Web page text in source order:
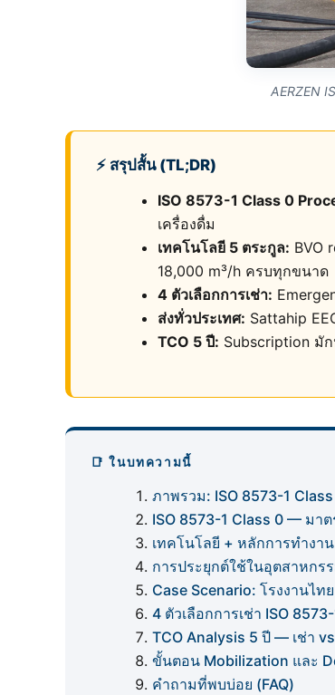
AERZEN
⚡ สรุปสั้น (TL;DR)
ISO 8573-1 Class 0
เครื่องดื่ม
เทคโนโลยี 5 ตระกูล: BVO
18,000 m³/h ครบทุกขนาด
4 ตัวเลือกการเช่า:
ส่งทั่วประเทศ: Sattahip
TCO 5 ปี: Subscription มั
📑 ในบทความนี้
ภาพรวม: ISO 8573-1
ISO 8573-1 Class 0 — มา
เทคโนโลยี + หลักการทำงาน
การประยุกต์ใช้ในอุตสาหกร
Case Scenario: โรงงานไทย
4 ตัวเลือกการเช่า ISO
TCO Analysis 5 ปี — เช่า
ขั้นตอน Mobilization และ
คำถามที่พบบ่อย (FAQ)